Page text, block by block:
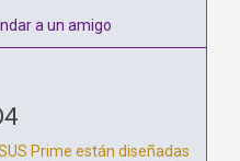
a un amigo
Prime están diseñadas